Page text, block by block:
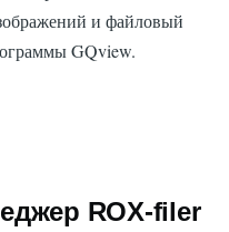
и файловый
GQview.
ROX-filer